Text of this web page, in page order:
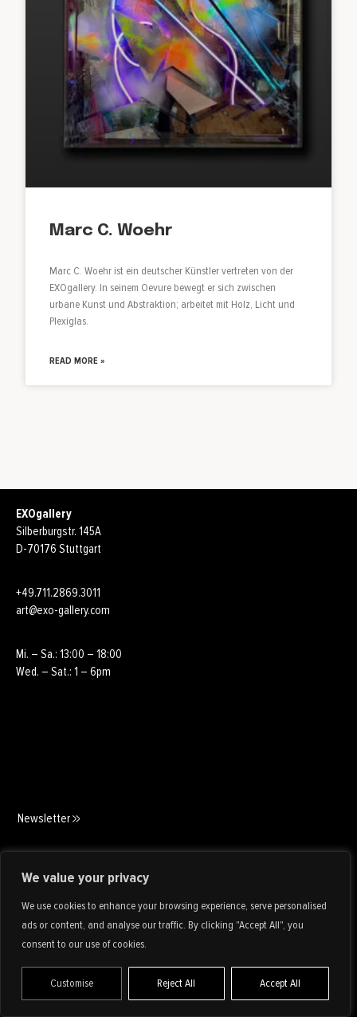
We value your privacy
We use cookies to enhance your browsing experience, serve personalised
ads or content, and analyse our traffic. By clicking "Accept All", you
consent to our use of cookies.
Customise Reject All Accept All
Marc C. Woehr
Marc C. Woehr ist ein deutscher Künstler vertreten von der
EXOgallery. In seinem Oevure bewegt er sich zwischen
urbane Kunst und Abstraktion; arbeitet mit Holz, Licht und
Plexiglas.
READ MORE »
EXOgallery
Silberburgstr. 145A
D-70176 Stuttgart
+49.711.2869.3011
art@exo-gallery.com
Mi. – Sa.: 13:00 – 18:00
Wed. – Sat.: 1 – 6pm
Newsletter
Art Consulting